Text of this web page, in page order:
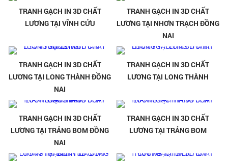
TRANH GẠCH IN 3D CHẤT
LƯƠNG TẠI VĨNH CỬU
TRANH GẠCH IN 3D CHẤT
LƯƠNG TẠI NHƠN TRẠCH ĐỒNG
NAI
TRANH GẠCH IN 3D CHẤT
LƯƠNG TẠI LONG THÀNH ĐỒNG
NAI
TRANH GẠCH IN 3D CHẤT
LƯƠNG TẠI LONG THÀNH
TRANH GẠCH IN 3D CHẤT
LƯƠNG TẠI TRẢNG BOM ĐỒNG
NAI
TRANH GẠCH IN 3D CHẤT
LƯƠNG TẠI TRẢNG BOM